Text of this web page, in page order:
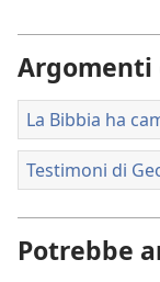
La Bibbia ha
Testimoni di
Potrebbe